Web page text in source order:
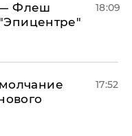
— Флеш
18:09
17:52